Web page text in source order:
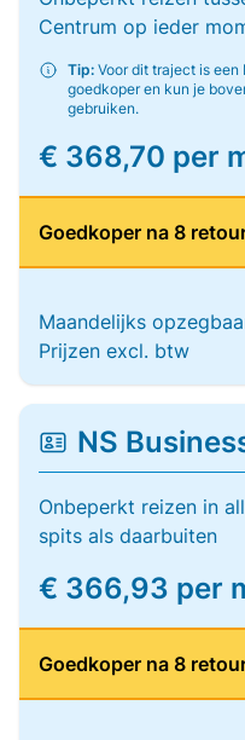
Centrum op ieder
Tip: Voor dit traject is een
goedkoper en kun je
gebruiken.
€ 368,70 per
Goedkoper na 8
Maandelijks
Prijzen excl. btw
NS
Onbeperkt reizen in
spits als daarbuiten
€ 366,93 per
Goedkoper na 8